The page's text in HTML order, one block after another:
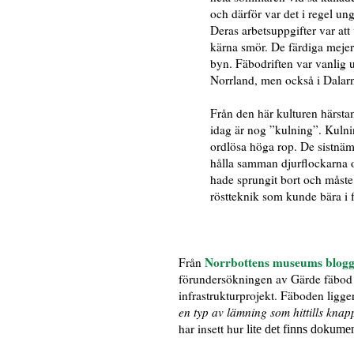
och därför var det i regel
Deras arbetsuppgifter var
kärna smör. De färdiga
byn. Fäbodriften var vanlig
Norrland, men också i
Från den här kulturen
idag är nog ”kulning”.
ordlösa höga rop. De
hålla samman
hade sprungit bort och
röstteknik som kunde bära
Från Norrbottens museums blogg
förundersökningen av Gärde
infrastrukturprojekt. Fäboden
en typ av lämning som hittills
har insett hur lite det finns